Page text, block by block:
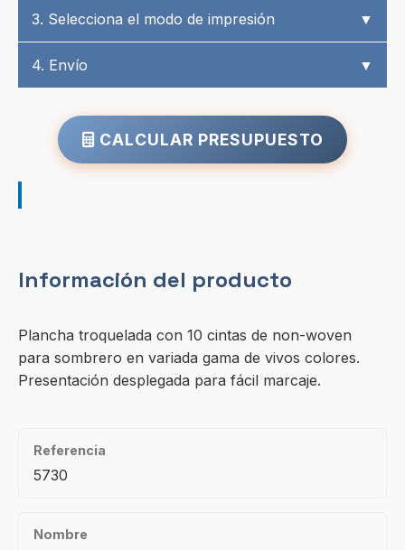
3. Selecciona el modo de impresión ▼
4. Envío ▼
CALCULAR PRESUPUESTO
Información del producto
Plancha troquelada con 10 cintas de non-woven
para sombrero en variada gama de vivos colores.
Presentación desplegada para fácil marcaje.
Referencia
5730
Nombre